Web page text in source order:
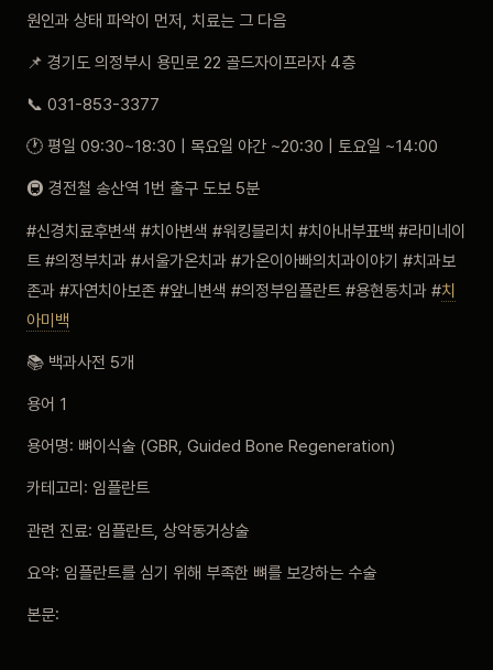
원인과 상태 파악이 먼저, 치료는 그 다음
📌 경기도 의정부시 용민로 22 골드자이프라자 4층
📞 031-853-3377
🕐 평일 09:30~18:30 | 목요일 야간 ~20:30 | 토요일 ~14:00
🚇 경전철 송산역 1번 출구 도보 5분
#신경치료후변색 #치아변색 #워킹블리치 #치아내부표백 #라미네이
트 #의정부치과 #서울가온치과 #가온이아빠의치과이야기 #치과보
존과 #자연치아보존 #앞니변색 #의정부임플란트 #용현동치과 #치
아미백
📚 백과사전 5개
용어 1
용어명: 뼈이식술 (GBR, Guided Bone Regeneration)
카테고리: 임플란트
관련 진료: 임플란트, 상악동거상술
요약: 임플란트를 심기 위해 부족한 뼈를 보강하는 수술
본문: